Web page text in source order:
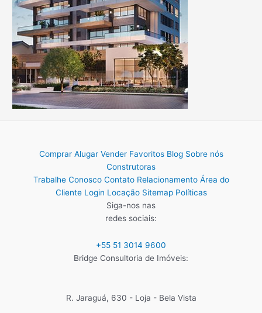
Comprar Alugar Vender Favoritos Blog Sobre nós
Construtoras
Trabalhe Conosco Contato Relacionamento Área do
Cliente Login Locação Sitemap Políticas
Siga-nos nas
redes sociais:
+55 51 3014 9600
Bridge Consultoria de Imóveis:
R. Jaraguá, 630 - Loja - Bela Vista